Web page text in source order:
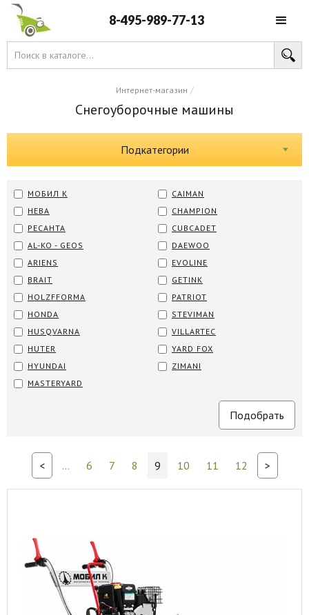
8-495-989-77-13
Интернет-магазин /
Снегоуборочные машины
Подкатегории
МОБИЛ К
НЕВА
РЕСАНТА
AL-KO - GEOS
ARIENS
BRAIT
CAIMAN
CHAMPION
CUBCADET
DAEWOO
EVOLINE
GETINK
HOLZFFORMA
HONDA
HUSQVARNA
HUTER
HYUNDAI
MASTERYARD
PATRIOT
STEVIMAN
VILLARTEC
YARD FOX
ZIMANI
< ... 6 7 8 9 10 11 12 >